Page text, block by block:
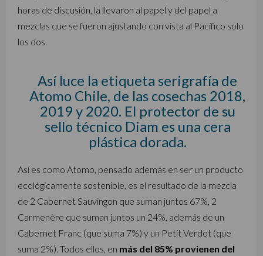
horas de discusión, la llevaron al papel y del papel a
mezclas que se fueron ajustando con vista al Pacífico solo
los dos.
Así luce la etiqueta serigrafía de
Atomo Chile, de las cosechas 2018,
2019 y 2020. El protector de su
sello técnico Diam es una cera
plástica dorada.
Así es como Atomo, pensado además en ser un producto
ecológicamente sostenible, es el resultado de la mezcla
de 2 Cabernet Sauvingon que suman juntos 67%, 2
Carmenère que suman juntos un 24%, además de un
Cabernet Franc (que suma 7%) y un Petit Verdot (que
suma 2%). Todos ellos, en más del 85% provienen del